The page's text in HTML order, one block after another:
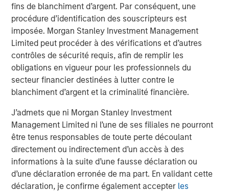
fins de blanchiment d’argent. Par conséquent, une
procédure d’identification des souscripteurs est
imposée. Morgan Stanley Investment Management
Limited peut procéder à des vérifications et d’autres
contrôles de sécurité requis, afin de remplir les
obligations en vigueur pour les professionnels du
secteur financier destinées à lutter contre le
blanchiment d’argent et la criminalité financière.
J’admets que ni Morgan Stanley Investment
Management Limited ni l’une de ses filiales ne pourront
être tenus responsables de toute perte découlant
directement ou indirectement d’un accès à des
informations à la suite d’une fausse déclaration ou
d’une déclaration erronée de ma part. En validant cette
déclaration, je confirme également accepter les
increasingly willing to invest and transact,
particularly where financing conditions are stable
and predictable.
From a credit perspective, this environment favors carry-
driven returns over capital appreciation, and may benefit
from a secured profile—factors that have historically
aligned well with loan market performance.
Inflation: Sticky Enough to Shape Portfolio Construction
Inflation has moderated from peak levels, but
progress has been uneven, particularly in services
and labor-intensive sectors. Wage dynamics,
supply constraints, and pricing power in certain
industries continue to limit the pace of disinflation.